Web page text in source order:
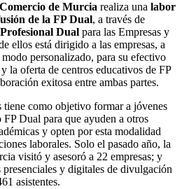
de Murcia realiza una labor
de la FP Dual, a través de
Dual para las Empresas y
ellos está dirigido a las empresas, a
personalizado, para su efectivo
la oferta de centros educativos de FP
exitosa entre ambas partes.
tiene como objetivo formar a jóvenes
Dual para que ayuden a otros
y opten por esta modalidad
laborales. Solo el pasado año, la
visitó y asesoró a 22 empresas; y
y digitales de divulgación
asistentes.